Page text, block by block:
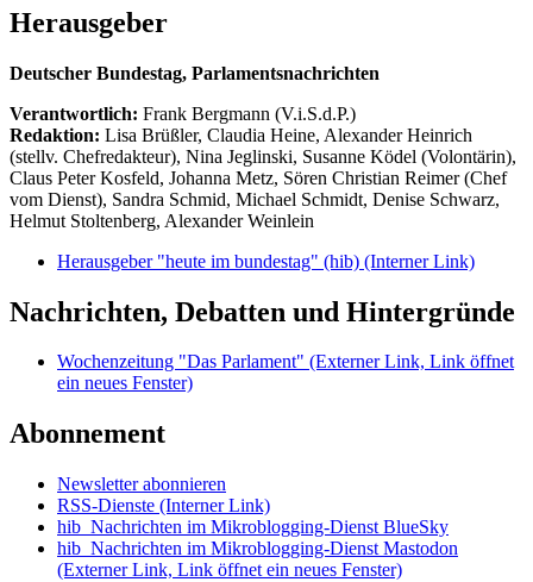
Herausgeber
Deutscher Bundestag, Parlamentsnachrichten
Verantwortlich: Frank Bergmann (V.i.S.d.P.)
Redaktion: Lisa Brüßler, Claudia Heine, Alexander Heinrich
(stellv. Chefredakteur), Nina Jeglinski, Susanne Ködel (Volontärin),
Claus Peter Kosfeld, Johanna Metz, Sören Christian Reimer (Chef
vom Dienst), Sandra Schmid, Michael Schmidt, Denise Schwarz,
Helmut Stoltenberg, Alexander Weinlein
Herausgeber "heute im bundestag" (hib) (Interner Link)
Nachrichten, Debatten und Hintergründe
Wochenzeitung "Das Parlament" (Externer Link, Link öffnet
ein neues Fenster)
Abonnement
Newsletter abonnieren
RSS-Dienste (Interner Link)
hib_Nachrichten im Mikroblogging-Dienst BlueSky
hib_Nachrichten im Mikroblogging-Dienst Mastodon
(Externer Link, Link öffnet ein neues Fenster)